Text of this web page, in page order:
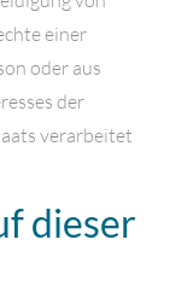
einer
oder aus
der
verarbeitet
dieser